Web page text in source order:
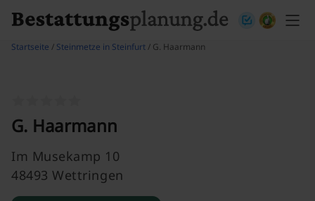
Startseite / Steinmetze in Steinfurt/ G. Haarmann
G. Haarmann
Im Musekamp 10
48493 Wettringen